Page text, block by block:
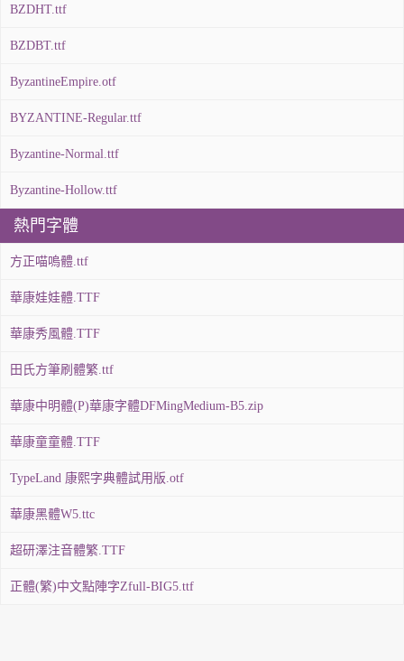
BZDHT.ttf
BZDBT.ttf
ByzantineEmpire.otf
BYZANTINE-Regular.ttf
Byzantine-Normal.ttf
Byzantine-Hollow.ttf
熱門字體
方正喵嗚體.ttf
華康娃娃體.TTF
華康秀風體.TTF
田氏方筆刷體繁.ttf
華康中明體(P)華康字體DFMingMedium-B5.zip
華康童童體.TTF
TypeLand 康熙字典體試用版.otf
華康黑體W5.ttc
超研澤注音體繁.TTF
正體(繁)中文點陣字Zfull-BIG5.ttf